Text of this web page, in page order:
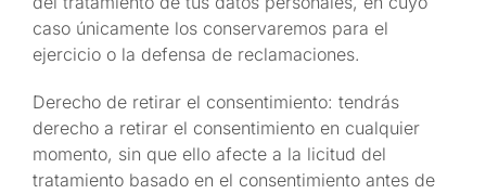
caso únicamente los conservaremos para el
ejercicio o la defensa de reclamaciones.
Derecho de retirar el consentimiento: tendrás
derecho a retirar el consentimiento en cualquier
momento, sin que ello afecte a la licitud del
tratamiento basado en el consentimiento antes de